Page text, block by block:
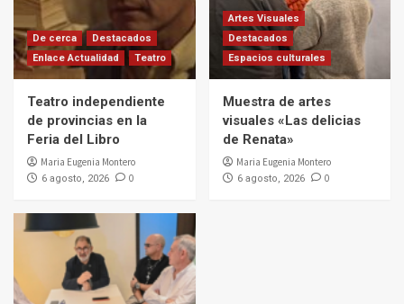
De cerca
Destacados
Enlace Actualidad
Teatro
Teatro independiente
de provincias en la
Feria del Libro
Maria Eugenia Montero
6 agosto, 2026 0
Artes Visuales
Destacados
Espacios culturales
Muestra de artes
visuales «Las delicias
de Renata»
Maria Eugenia Montero
6 agosto, 2026 0